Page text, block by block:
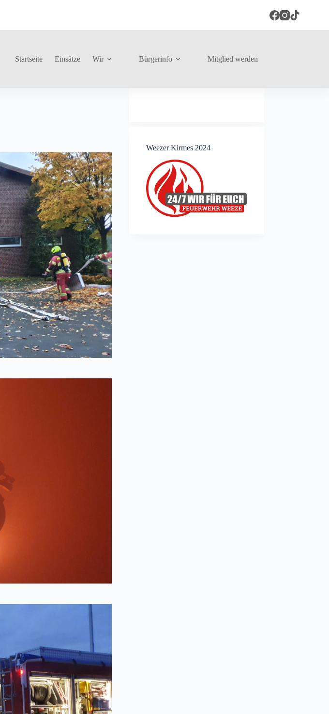
Startseite Einsätze Wir Bürgerinfo Mitglied werden
Weezer Kirmes 2024